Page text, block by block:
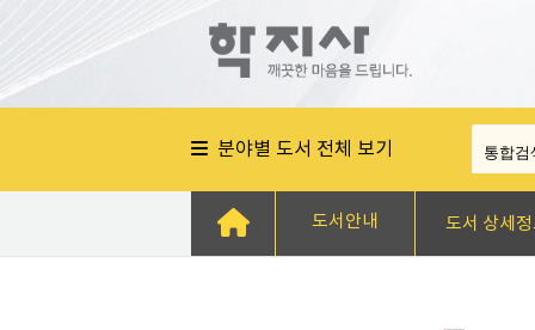
분야별 도서 전체 보기
도서안내 도서 상세